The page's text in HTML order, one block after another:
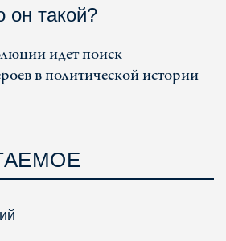
он такой?
идет поиск
в политической истории